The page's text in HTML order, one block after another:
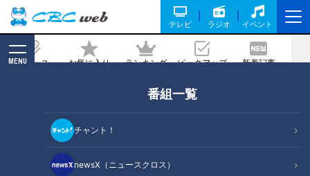
テレビ ラジオ イベント
ニュース お気に入り ランキング ピックアップ 新着記事
MENU
番組一覧
チャント！
newsX（ニュースクロス）
選！“機能的”&“映える”「進化形文房具」
記事に戻る